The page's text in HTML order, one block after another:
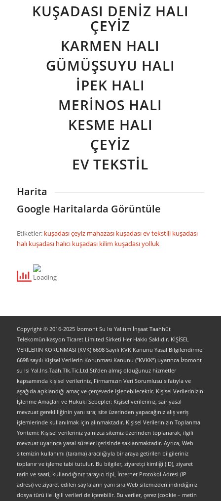
KUŞADASI DENİZ HALI
ÇEYİZ
KARMEN HALI
GÜMÜŞSUYU HALI
İPEK HALI
MERİNOS HALI
KESME HALI
ÇEYİZ
EV TEKSTİL
Harita
Google Haritalarda Görüntüle
Etiketler: kuşadası çeyiz mahazası kuşadası ev tekstili kuşadası
halı kuşadası halıcı kuşadası kilim kuşadası yolluk
Copyright © 2016-2025 İzomont Su Isı Yalıtım İnşaat Taahhüt
Telekomünikasyon Ticaret Limited Sirketi Her Hakkı Saklıdır. KİŞİSEL
VERİLERİN KORUNMASI (KVK) 6698 Sayılı KVK Kanunu Yasal Bilgilendirme
6698 sayılı Kişisel Verilerin Korunması Kanunu (“KVKK”) uyarınca İzomont
su Isi Yal.Ins.Taah.Tlk.Tic.Ltd.Sti’den almış olduğunuz hizmetler
kapsamında kişisel verileriniz, Firmamızın Veri Sorumlusu sıfatıyla ve
aşağıda açıklandığı amaç ve çerçevede işlenebilecektir. Kişisel Verilerinizin
İşlenme Amaçları ve Hukuki Sebepler: Kişisel verileriniz, sair yasal
mevzuat gerekliliğinin yanı sıra; site üzerinden yapacağınız alış veriş
işlemlerinde kullanılmak için alınmaktadır. Kişisel Verilerinizin Toplanma
Yöntemi: Kişisel verileriniz yalnızca sitemiz üzerinden toplanarak, ilgili
mevzuat uyarınca yasal süreler içerisinde saklanmaktadır. Ayrıca, Web
sitemizin kullanımı (tarama) aracılığıyla bir araya getirilen bilgileriniz
toplanır ve işleme tabi tutulur. Bu bilgiler, ziyaretçi kimliği (ID), ziyaret
tarih ve saati, kullandığınız tarayıcı tipi, İnternet Protokol Adresi (IP
adresi) ve ziyaret edilen sayfaların yanı sıra Web sitemizden indirdiğiniz
dosya türü ile ilgili verileri de içerebilir. Bu veriler, çerez (cookie – metin